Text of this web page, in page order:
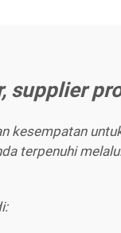
supplier
kesempatan
terpenuhi